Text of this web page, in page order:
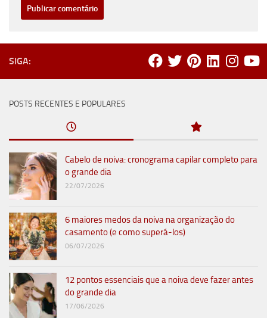
SIGA:
POSTS RECENTES E POPULARES
Cabelo de noiva: cronograma capilar completo para
o grande dia
22/07/2026
6 maiores medos da noiva na organização do
casamento (e como superá-los)
06/07/2026
12 pontos essenciais que a noiva deve fazer antes
do grande dia
17/06/2026